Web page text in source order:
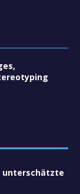
unterschätzte